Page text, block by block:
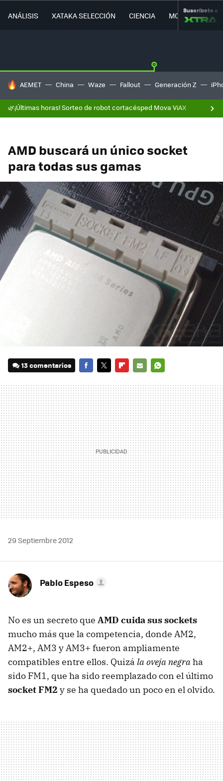
ANÁLISIS XATAKA SELECCIÓN CIENCIA MOVILIDAD
Suscríbete a
HOY SE HABLA DE
AEMET China Waze Fallout Generación Z
🌿¡Últimas horas! Sorteo de robot cortacésped Mova ViAX
AMD buscará un único socket
para todas sus gamas
13 comentarios
MAIL
29 Septiembre 2012
Pablo Espeso
No es un secreto que AMD cuida sus sockets
mucho más que la competencia, donde AM2,
AM2+, AM3 y AM3+ fueron ampliamente
compatibles entre ellos. Quizá la oveja negraha
sido FM1, que ha sido reemplazado con el último
socket FM2 y se ha quedado un poco en el olvido.